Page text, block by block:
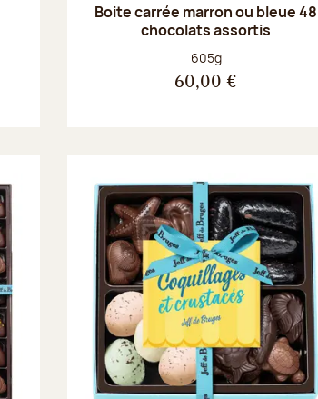
Boite carrée marron ou bleue 48
chocolats assortis
Poids net :
605g
60,00 €